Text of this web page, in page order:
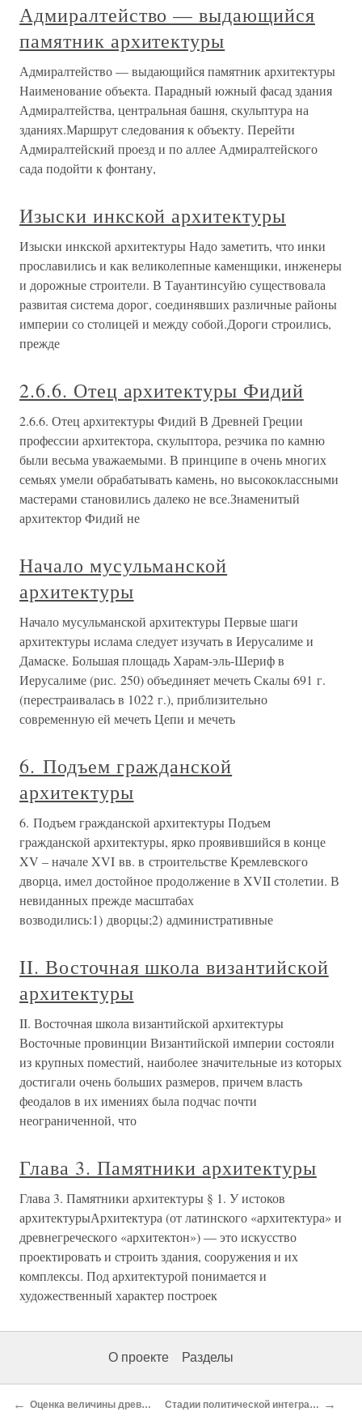
Адмиралтейство — выдающийся
памятник архитектуры
Адмиралтейство — выдающийся памятник архитектуры
Наименование объекта. Парадный южный фасад здания
Адмиралтейства, центральная башня, скульптура на
зданиях.Маршрут следования к объекту. Перейти
Адмиралтейский проезд и по аллее Адмиралтейского
сада подойти к фонтану,
Изыски инкской архитектуры
Изыски инкской архитектуры Надо заметить, что инки
прославились и как великолепные каменщики, инженеры
и дорожные строители. В Тауантинсуйю существовала
развитая система дорог, соединявших различные районы
империи со столицей и между собой.Дороги строились,
прежде
2.6.6. Отец архитектуры Фидий
2.6.6. Отец архитектуры Фидий В Древней Греции
профессии архитектора, скульптора, резчика по камню
были весьма уважаемыми. В принципе в очень многих
семьях умели обрабатывать камень, но высококлассными
мастерами становились далеко не все.Знаменитый
архитектор Фидий не
Начало мусульманской
архитектуры
Начало мусульманской архитектуры Первые шаги
архитектуры ислама следует изучать в Иерусалиме и
Дамаске. Большая площадь Харам-эль-Шериф в
Иерусалиме (рис. 250) объединяет мечеть Скалы 691 г.
(перестраивалась в 1022 г.), приблизительно
современную ей мечеть Цепи и мечеть
6. Подъем гражданской
архитектуры
6. Подъем гражданской архитектуры Подъем
гражданской архитектуры, ярко проявившийся в конце
XV – начале XVI вв. в строительстве Кремлевского
дворца, имел достойное продолжение в XVII столетии. В
невиданных прежде масштабах
возводились:1) дворцы;2) административные
II. Восточная школа византийской
архитектуры
II. Восточная школа византийской архитектуры
Восточные провинции Византийской империи состояли
из крупных поместий, наиболее значительные из которых
достигали очень больших размеров, причем власть
феодалов в их имениях была подчас почти
неограниченной, что
Глава 3. Памятники архитектуры
Глава 3. Памятники архитектуры § 1. У истоков
архитектурыАрхитектура (от латинского «архитектура» и
древнегреческого «архитектон») — это искусство
проектировать и строить здания, сооружения и их
комплексы. Под архитектурой понимается и
художественный характер построек
О проекте Разделы
← Оценка величины древних коллективов Стадии политической интеграции древнего Перу →